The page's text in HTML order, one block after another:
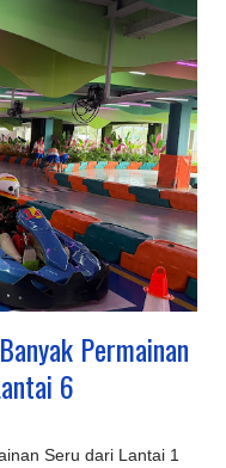
multifungsi untuk
Keunggulannya:
alam dan keluarga,
Market, The Great
Dream Park. Ciwidey
Putih, Ranca
dengan
Untuk petualangan
off-road adventure
Permainan
6
Seru dari Lantai 1